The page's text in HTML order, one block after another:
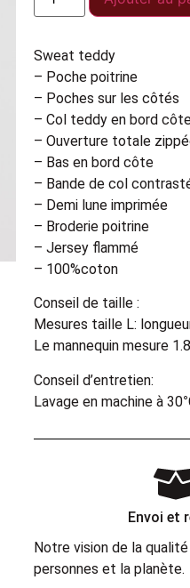
Sweat teddy
– Poche poitrine
– Poches sur les côtés
– Col teddy en bord
– Ouverture totale
– Bas en bord côte
– Bande de col
– Demi lune imprimée
– Broderie poitrine
– Jersey flammé
– 100%coton
Conseil de taille :
Mesures taille L:
Le mannequin mesure
Conseil d’entretien:
Lavage en machine à
Envoi et
Notre vision de la
personnes et la planète.